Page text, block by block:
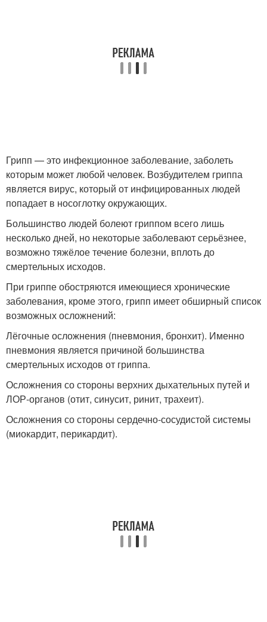
Грипп — это инфекционное заболевание, заболеть
которым может любой человек. Возбудителем гриппа
является вирус, который от инфицированных людей
попадает в носоглотку окружающих.
Большинство людей болеют гриппом всего лишь
несколько дней, но некоторые заболевают серьёзнее,
возможно тяжёлое течение болезни, вплоть до
смертельных исходов.
При гриппе обостряются имеющиеся хронические
заболевания, кроме этого, грипп имеет обширный список
возможных осложнений:
Лёгочные осложнения (пневмония, бронхит). Именно
пневмония является причиной большинства
смертельных исходов от гриппа.
Осложнения со стороны верхних дыхательных путей и
ЛОР-органов (отит, синусит, ринит, трахеит).
Осложнения со стороны сердечно-сосудистой системы
(миокардит, перикардит).